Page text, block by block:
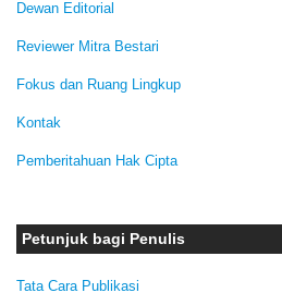
Dewan Editorial
Reviewer Mitra Bestari
Fokus dan Ruang Lingkup
Kontak
Pemberitahuan Hak Cipta
Petunjuk bagi Penulis
Tata Cara Publikasi